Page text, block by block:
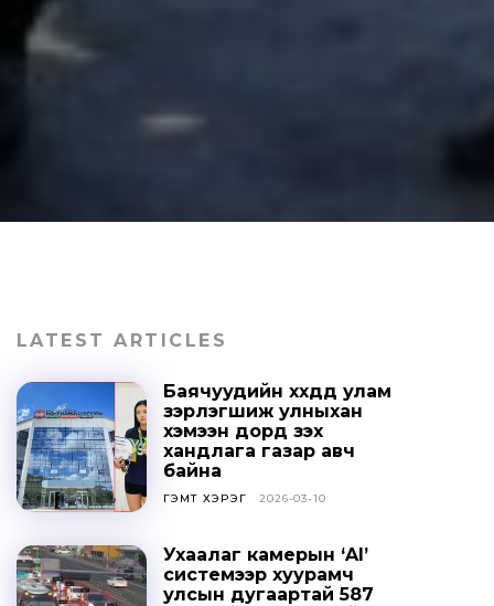
LATEST ARTICLES
Баячуудийн хүүхдүүд улам
зэрлэгшиж улныхан
хэмээн дорд үзэх
хандлага газар авч
байна
ГЭМТ ХЭРЭГ 2026-03-10
Ухаалаг камерын ‘AI’
системээр хуурамч
улсын дугаартай 587